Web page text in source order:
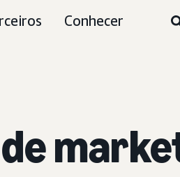
Conhecer